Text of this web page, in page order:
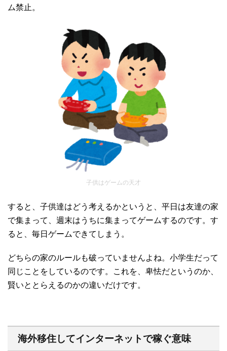
ム禁止。
子供はゲームの天才
すると、子供達はどう考えるかというと、平日は友達の家
で集まって、週末はうちに集まってゲームするのです。す
ると、毎日ゲームできてしまう。
どちらの家のルールも破っていませんよね。小学生だって
同じことをしているのです。これを、卑怯だというのか、
賢いととらえるのかの違いだけです。
海外移住してインターネットで稼ぐ意味